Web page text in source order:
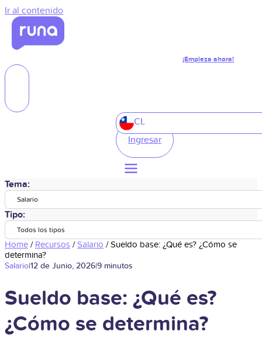
Ir al contenido
¡Empieza ahora!
CL
Ingresar
Tema:
Salario
Tipo:
Todos los tipos
Home / Recursos /Salario /Sueldo base: ¿Qué es? ¿Cómo se
determina?
Salario|12 de Junio, 2026|9 minutos
Sueldo base: ¿Qué es?
¿Cómo se determina?